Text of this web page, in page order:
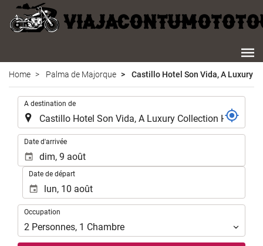
Home Palma de Majorque Castillo Hotel Son Vida, A Luxury
A destination de
Date d'arrivée
Date de départ
Occupation
Occupation
2 Personnes, 1 Chambre